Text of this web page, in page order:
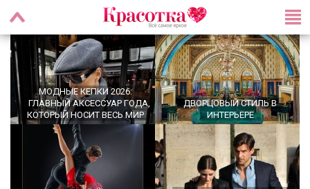
МОДНЫЕ КЕПКИ 2026:
ГЛАВНЫЙ АКСЕССУАР ГОДА,
КОТОРЫЙ НОСИТ ВЕСЬ МИР
ДВОРЦОВЫЙ СТИЛЬ В
ИНТЕРЬЕРЕ